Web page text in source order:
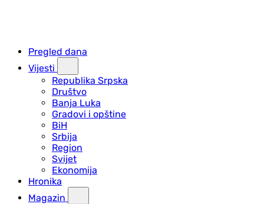
Pregled dana
Vijesti
Republika Srpska
Društvo
Banja Luka
Gradovi i opštine
BiH
Srbija
Region
Svijet
Ekonomija
Hronika
Magazin